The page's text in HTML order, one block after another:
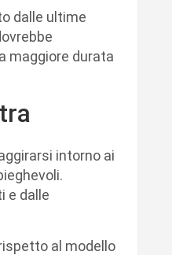
dalle ultime
maggiore durata
intorno ai
e dalle
al modello